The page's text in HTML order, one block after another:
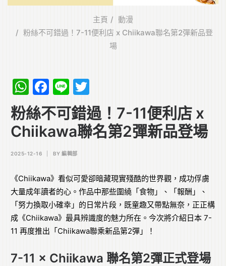
for:
主頁
動漫
粉絲不可錯過！7-11便利店 x Chiikawa聯名第2彈新品登
場
WhatsApp
Facebook
Line
粉絲不可錯過！7-11便利店 x
Chiikawa聯名第2彈新品登場
2025-12-16 BY 編輯部
《Chiikawa》看似可愛卻暗藏現實殘酷的世界觀，成功俘虜
大量成年讀者的心。作品中那些圍繞「食物」、「報酬」、
「努力換取小確幸」的日常片段，既童趣又帶點無奈，正正構
成《Chiikawa》最具辨識度的魅力所在。今次將介紹日本 7-
11 再度推出「Chiikawa聯乘新品第2彈」！
7-11 × Chiikawa 聯名第2彈正式登場